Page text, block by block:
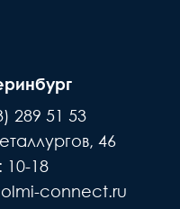
289 51 53
46
10-18
connect.ru